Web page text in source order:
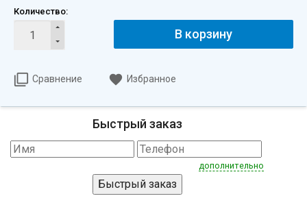
Количество:
В корзину
Сравнение Избранное
Быстрый заказ
дополнительно